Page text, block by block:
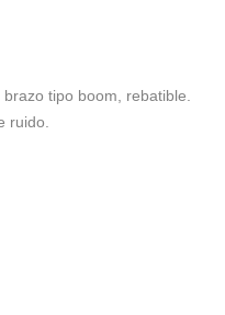
brazo tipo boom, rebatible.
ruido.